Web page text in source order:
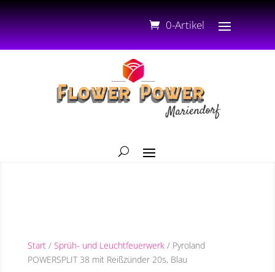
0-Artikel
Start/ Sprüh- und Leuchtfeuerwerk/ Pyroland
POWERSPLIT 38 mit Reißzünder 20s, Blau